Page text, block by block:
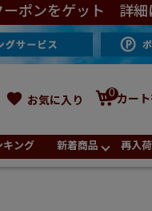
ーポンをゲット 詳細
お気に入り
0
カー
キング 新着商品 再入